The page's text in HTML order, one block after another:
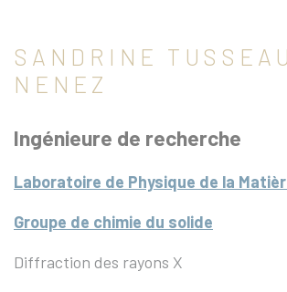
SANDRINE
NENEZ
Ingénieure de recherche
Laboratoire de Physique de la
Groupe de chimie du solide
Diffraction des rayons X